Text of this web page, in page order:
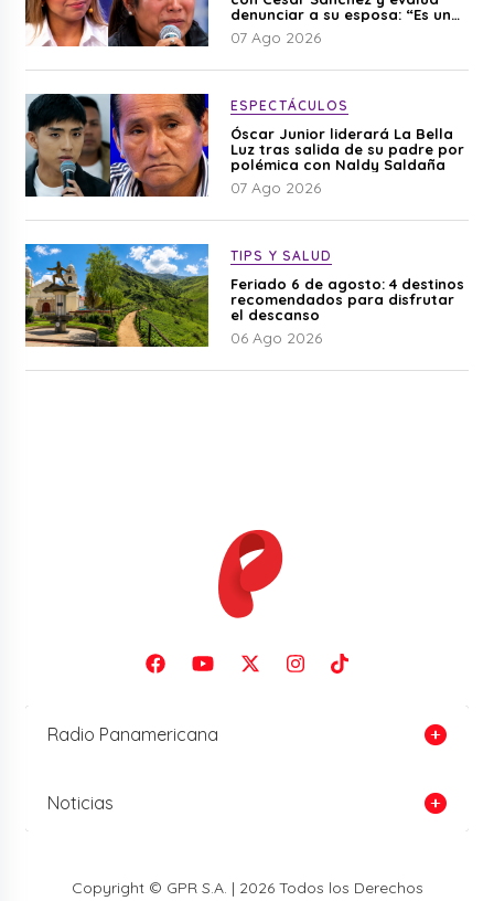
denunciar a su esposa: “Es una
difamación”
07 Ago 2026
ESPECTÁCULOS
Óscar Junior liderará La Bella
Luz tras salida de su padre por
polémica con Naldy Saldaña
07 Ago 2026
TIPS Y SALUD
Feriado 6 de agosto: 4 destinos
recomendados para disfrutar
el descanso
06 Ago 2026
Radio Panamericana
Noticias
Copyright © GPR S.A. | 2026 Todos los Derechos